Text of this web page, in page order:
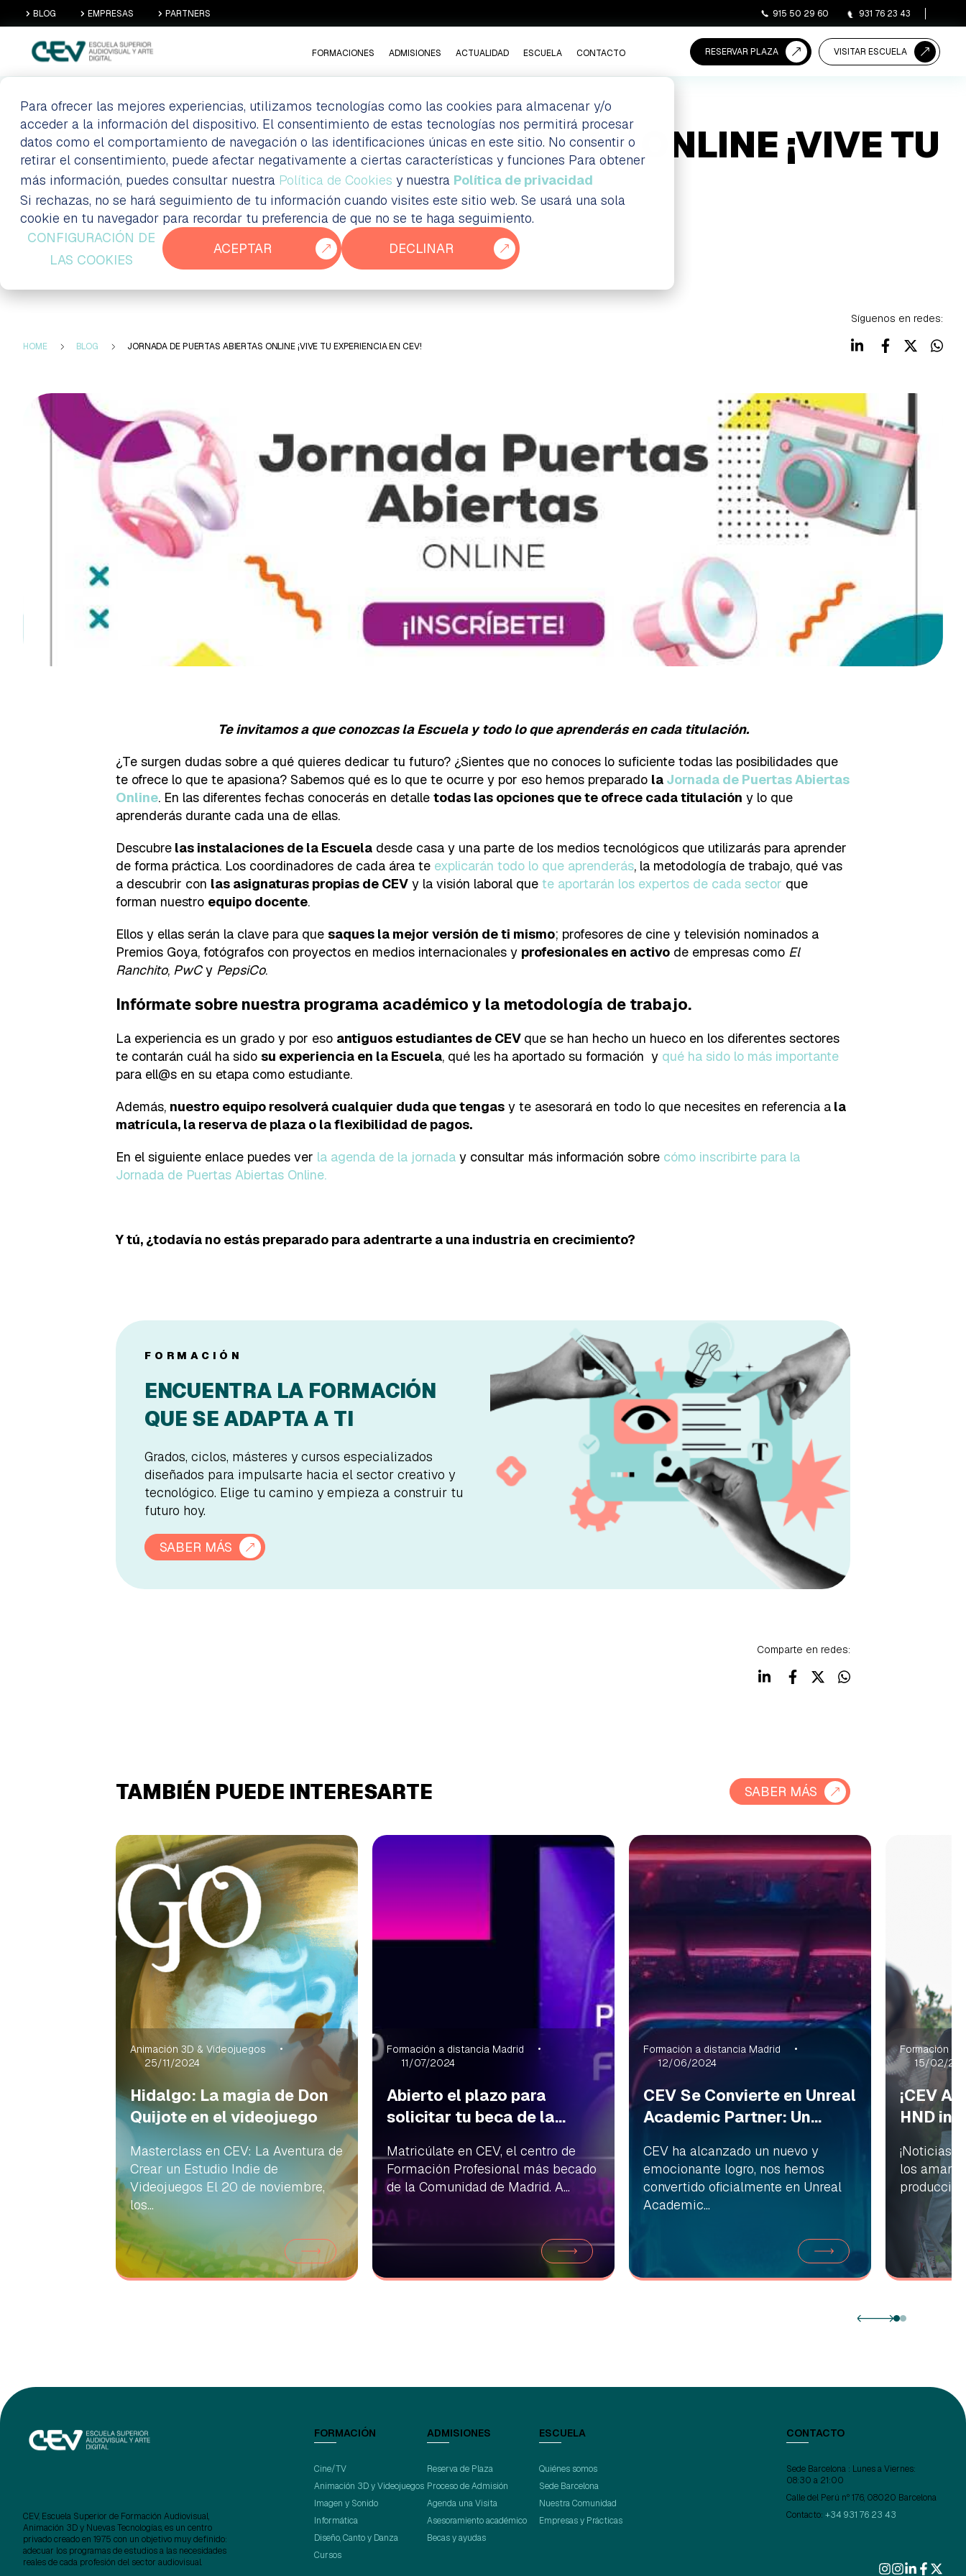
Para ofrecer las mejores experiencias, utilizamos tecnologías como las cookies para almacenar y/o
acceder a la información del dispositivo. El consentimiento de estas tecnologías nos permitirá procesar
datos como el comportamiento de navegación o las identificaciones únicas en este sitio. No consentir o
retirar el consentimiento, puede afectar negativamente a ciertas características y funciones Para obtener
más información, puedes consultar nuestra Política de Cookies y nuestra Política de privacidad
Si rechazas, no se hará seguimiento de tu información cuando visites este sitio web. Se usará una sola
cookie en tu navegador para recordar tu preferencia de que no se te haga seguimiento.
CONFIGURACIÓN DE
LAS COOKIES
ACEPTAR DECLINAR
BLOG EMPRESAS PARTNERS 915 50 29 60 931 76 23 43
FORMACIONES ADMISIONES ACTUALIDAD ESCUELA CONTACTO RESERVAR PLAZA VISITAR ESCUELA
JORNADA DE PUERTAS ABIERTAS ONLINE ¡VIVE TU
EXPERIENCIA EN CEV!
Formación a distancia Madrid
HOME BLOG JORNADA DE PUERTAS ABIERTAS ONLINE ¡VIVE TU EXPERIENCIA EN CEV!
Síguenos en redes:
Te invitamos a que conozcas la Escuela y todo lo que aprenderás en cada titulación.
¿Te surgen dudas sobre a qué quieres dedicar tu futuro? ¿Sientes que no conoces lo suficiente todas las posibilidades que
te ofrece lo que te apasiona? Sabemos qué es lo que te ocurre y por eso hemos preparado la Jornada de Puertas Abiertas
Online. En las diferentes fechas conocerás en detalle todas las opciones que te ofrece cada titulación y lo que
aprenderás durante cada una de ellas.
Descubre las instalaciones de la Escuela desde casa y una parte de los medios tecnológicos que utilizarás para aprender
de forma práctica. Los coordinadores de cada área te explicarán todo lo que aprenderás, la metodología de trabajo, qué vas
a descubrir con las asignaturas propias de CEV y la visión laboral que te aportarán los expertos de cada sector que
forman nuestro equipo docente.
Ellos y ellas serán la clave para que saques la mejor versión de ti mismo; profesores de cine y televisión nominados a
Premios Goya, fotógrafos con proyectos en medios internacionales y profesionales en activo de empresas como El
Ranchito, PwCy PepsiCo.
Infórmate sobre nuestra programa académico y la metodología de trabajo.
La experiencia es un grado y por eso antiguos estudiantes de CEV que se han hecho un hueco en los diferentes sectores
te contarán cuál ha sido su experiencia en la Escuela, qué les ha aportado su formación y qué ha sido lo más importante
para ell@s en su etapa como estudiante.
Además, nuestro equipo resolverá cualquier duda que tengas y te asesorará en todo lo que necesites en referencia a la
matrícula, la reserva de plaza o la flexibilidad de pagos.
En el siguiente enlace puedes ver la agenda de la jornada y consultar más información sobre cómo inscribirte para la
Jornada de Puertas Abiertas Online.
Y tú, ¿todavía no estás preparado para adentrarte a una industria en crecimiento?
FORMACIÓN
ENCUENTRA LA FORMACIÓN
QUE SE ADAPTA A TI
Grados, ciclos, másteres y cursos especializados
diseñados para impulsarte hacia el sector creativo y
tecnológico. Elige tu camino y empieza a construir tu
futuro hoy.
SABER MÁS
Comparte en redes:
TAMBIÉN PUEDE INTERESARTE SABER MÁS
Animación 3D & Videojuegos
25/11/2024
Hidalgo: La magia de Don
Quijote en el videojuego
Masterclass en CEV: La Aventura de
Crear un Estudio Indie de
Videojuegos El 20 de noviembre,
los...
Formación a distancia Madrid
11/07/2024
Abierto el plazo para
solicitar tu beca de la...
Matricúlate en CEV, el centro de
Formación Profesional más becado
de la Comunidad de Madrid. A...
Formación a distancia Madrid
12/06/2024
CEV Se Convierte en Unreal
Academic Partner: Un...
CEV ha alcanzado un nuevo y
emocionante logro, nos hemos
convertido oficialmente en Unreal
Academic...
Formación a
15/02/
¡CEV
HND in
¡Noticias
los
CEV, Escuela Superior de Formación Audiovisual,
Animación 3D y Nuevas Tecnologías, es un centro
privado creado en 1975 con un objetivo muy definido:
adecuar los programas de estudios a las necesidades
reales de cada profesión del sector audiovisual.
FORMACIÓN
Cine/TV
Animación 3D y Videojuegos
Imagen y Sonido
Informática
Diseño, Canto y Danza
Cursos
ADMISIONES
Reserva de Plaza
Proceso de Admisión
Agenda una Visita
Asesoramiento académico
Becas y ayudas
ESCUELA
Quiénes somos
Sede Barcelona
Nuestra Comunidad
Empresas y Prácticas
CONTACTO
Sede Barcelona : Lunes a Viernes:
08:30 a 21:00
Calle del Perú nº 176, 08020 Barcelona
Contacto:+34 931 76 23 43